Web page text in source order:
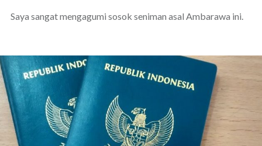
Saya sangat mengagumi sosok seniman asal Ambarawa ini.